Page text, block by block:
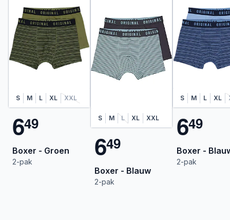
S M L XL XXL
649
Boxer - Groen
2-pak
S M L XL XXL
649
Boxer - Blauw
2-pak
S M L XL
649
Boxer -
2-pak